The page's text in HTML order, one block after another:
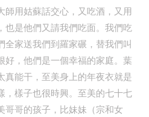
用姑蘇話交心，又吃酒，又用
也是他們又請我們吃面。我們吃
家送我們到羅家碾，替我們叫
好，他們是一個幸福的家庭。葉
真能干，至美身上的年夜衣就是
，樣子也很時興。至美的七十七
哥哥的孩子，比妹妹（宗和女